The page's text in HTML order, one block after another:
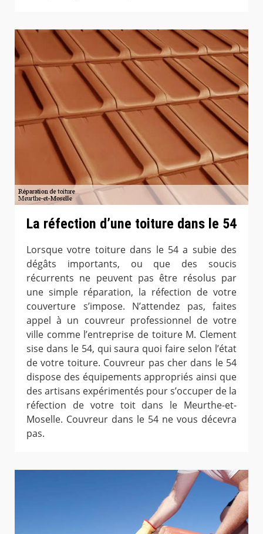
La réfection d’une toiture dans le 54
Lorsque votre toiture dans le 54 a subie des
dégâts importants, ou que des soucis
récurrents ne peuvent pas être résolus par
une simple réparation, la réfection de votre
couverture s’impose. N’attendez pas, faites
appel à un couvreur professionnel de votre
ville comme l’entreprise de toiture M. Clement
sise dans le 54, qui saura quoi faire selon l’état
de votre toiture. Couvreur pas cher dans le 54
dispose des équipements appropriés ainsi que
des artisans expérimentés pour s’occuper de la
réfection de votre toit dans le Meurthe-et-
Moselle. Couvreur dans le 54 ne vous décevra
pas.